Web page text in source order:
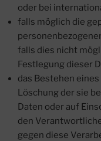
oder bei
falls möglich die
falls dies nicht
Festlegung dieser
das Bestehen
Löschung der sie
Daten oder auf
den
gegen diese